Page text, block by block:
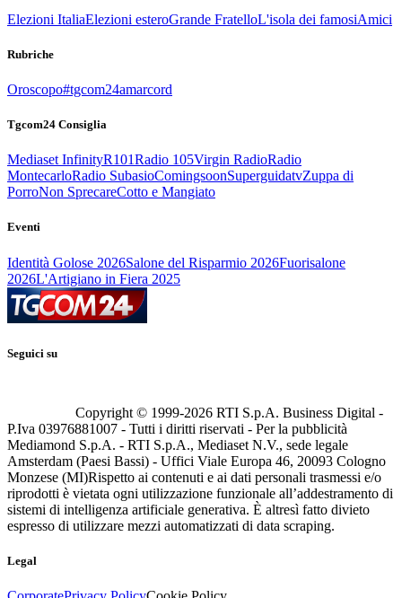
Elezioni ItaliaElezioni esteroGrande FratelloL'isola dei famosiAmici
Rubriche
Oroscopo#tgcom24amarcord
Tgcom24 Consiglia
Mediaset InfinityR101Radio 105Virgin RadioRadio
MontecarloRadio SubasioComingsoonSuperguidatvZuppa di
PorroNon SprecareCotto e Mangiato
Eventi
Identità Golose 2026Salone del Risparmio 2026Fuorisalone
2026L'Artigiano in Fiera 2025
Seguici su
Copyright © 1999-2026 RTI S.p.A. Business Digital -
P.Iva 03976881007 - Tutti i diritti riservati - Per la pubblicità
Mediamond S.p.A. - RTI S.p.A., Mediaset N.V., sede legale
Amsterdam (Paesi Bassi) - Uffici Viale Europa 46, 20093 Cologno
Monzese (MI)Rispetto ai contenuti e ai dati personali trasmessi e/o
riprodotti è vietata ogni utilizzazione funzionale all’addestramento di
sistemi di intelligenza artificiale generativa. È altresì fatto divieto
espresso di utilizzare mezzi automatizzati di data scraping.
Legal